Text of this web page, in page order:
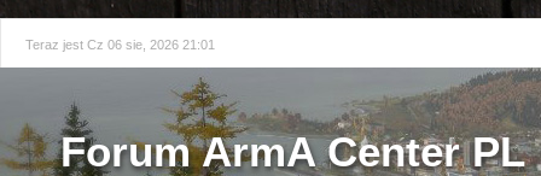
Teraz jest Cz 06 sie, 2026 21:01
Forum ArmA Center PL